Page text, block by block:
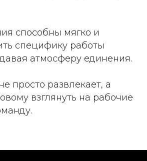
способны мягко и
специфику работы
атмосферу единения.
просто развлекает, а
взглянуть на рабочие